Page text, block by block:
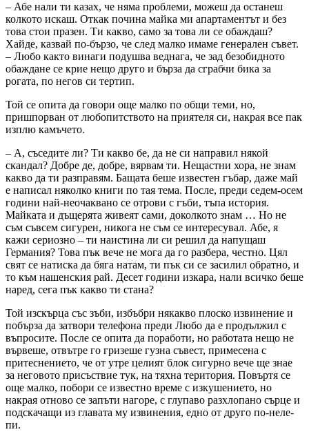
– Абе нали ти казах, че няма проблеми, можеш да останеш
колкото искаш. Откак почина майка ми апартаментът и без
това стои празен. Ти какво, само за това ли се обаждаш?
Хайде, казвай по-бързо, че след малко имаме генерален съвет.
– Любо както винаги подушва веднага, че зад безобидното
обаждане се крие нещо друго и бърза да сграбчи бика за
рогата, по негов си тертип.
Той се опита да говори още малко по общи теми, но,
пришпорван от любопитството на приятеля си, накрая все пак
изплю камъчето.
– А, съседите ли? Ти какво бе, да не си направил някой
скандал? Добре де, добре, вярвам ти. Нещастни хора, не знам
какво да ти разправям. Бащата беше известен гъбар, даже май
е написал няколко книги по тая тема. После, преди седем-осем
години най-неочаквано се отрови с гъби, тъпа история.
Майката и дъщерята живеят сами, доколкото знам … Но не
съм съвсем сигурен, никога не съм се интересувал. Абе, я
кажи сериозно – ти наистина ли си решил да напущаш
Германия? Това пък вече не мога да го разбера, честно. Цял
свят се натиска да бяга натам, ти пък си се засилил обратно, и
то към нашенския рай. Десет години изкара, нали всичко беше
наред, сега пък какво ти стана?
Той изскърца със зъби, избъбри някакво плоско извинение и
побърза да затвори телефона преди Любо да е продължил с
въпросите. После се опита да поработи, но работата нещо не
вървеше, отвътре го гризеше гузна съвест, примесена с
притеснението, че от утре целият блок сигурно вече ще знае
за неговото присъствие тук, на тяхна територия. Повъртя се
още малко, побори се известно време с изкушението, но
накрая отново се запъти нагоре, с глупаво разхлопано сърце и
подскачащи из главата му извинения, едно от друго по-не­ле­
пи.